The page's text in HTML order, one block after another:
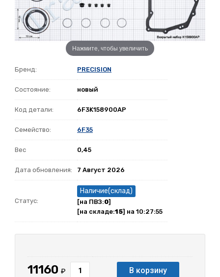
Нажмите, чтобы увеличить
Бренд: PRECISION
Состояние: новый
Код детали: 6F3K158900AP
Семейство: 6F35
Вес 0,45
Дата обновления: 7 Август 2026
Статус:
Наличие(склад)
[на ПВЗ:0]
[на складе:15] на 10:27:55
11160 ₽ В корзину